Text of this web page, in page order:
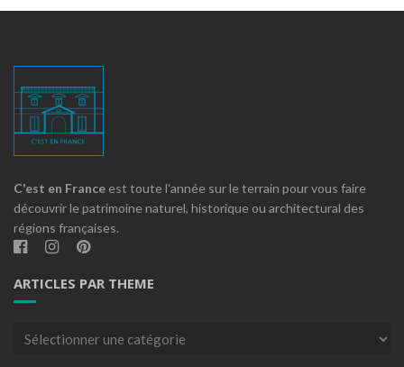
C'est en France est toute l'année sur le terrain pour vous faire
découvrir le patrimoine naturel, historique ou architectural des
régions françaises.
ARTICLES PAR THEME
Articles